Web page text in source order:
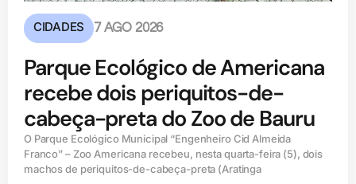
CIDADES 7 AGO 2026
Parque Ecológico de Americana
recebe dois periquitos-de-
cabeça-preta do Zoo de Bauru
O Parque Ecológico Municipal “Engenheiro Cid Almeida
Franco” – Zoo Americana recebeu, nesta quarta-feira (5), dois
machos de periquitos-de-cabeça-preta (Aratinga